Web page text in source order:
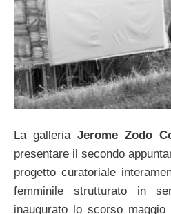
La galleria Jerome Zodo
presentare il secondo
progetto curatoriale
femminile strutturato in
inaugurato lo scorso